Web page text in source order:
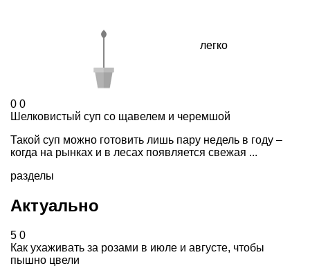
легко
0 0
Шелковистый суп со щавелем и черемшой
Такой суп можно готовить лишь пару недель в году –
когда на рынках и в лесах появляется свежая ...
разделы
Актуально
5 0
Как ухаживать за розами в июле и августе, чтобы
пышно цвели